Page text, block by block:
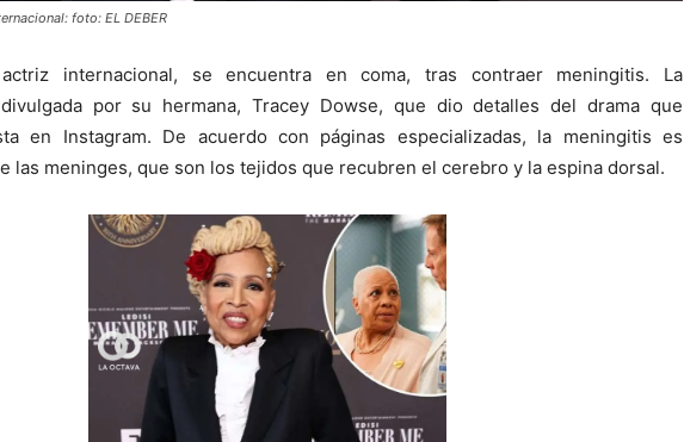
foto: EL DEBER
internacional, se encuentra en coma, tras contraer meningitis. La
por su hermana, Tracey Dowse, que dio detalles del drama que
en Instagram. De acuerdo con páginas especializadas, la meningitis es
las meninges, que son los tejidos que recubren el cerebro y la espina dorsal.